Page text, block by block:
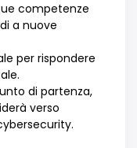
competenze
a nuove
per rispondere
di partenza,
verso